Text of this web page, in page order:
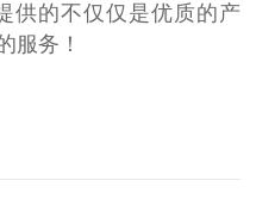
的不仅仅是优质的产
服务！